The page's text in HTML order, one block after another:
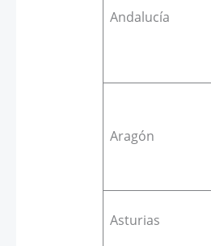
Andalucía
Aragón
Asturias